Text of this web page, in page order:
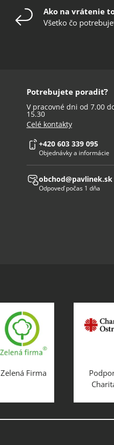
Ako na vrátenie
Všetko čo
Potrebujete poradiť?
V pracovné dni od 7.00
15.30
Celé kontakty
+420 603 339 095
Objednávky a informácie
obchod@pavlinek.sk
Odpoveď počas 1 dňa
Zelená Firma